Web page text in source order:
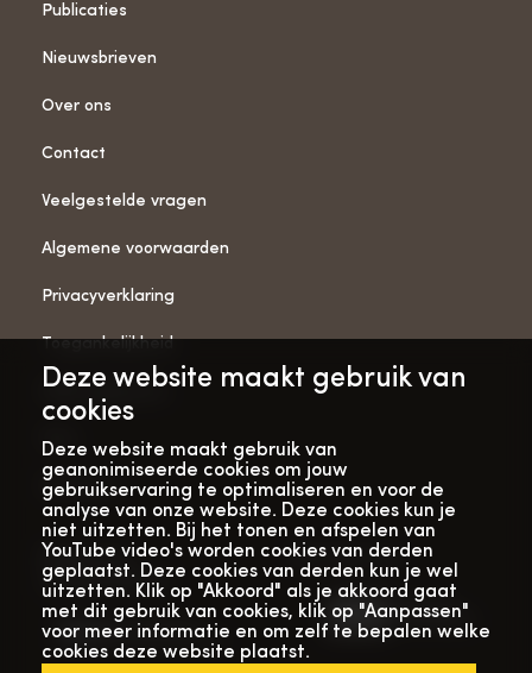
Deze website maakt gebruik van
cookies
Deze website maakt gebruik van
geanonimiseerde cookies om jouw
gebruikservaring te optimaliseren en voor de
analyse van onze website. Deze cookies kun je
niet uitzetten. Bij het tonen en afspelen van
YouTube video's worden cookies van derden
geplaatst. Deze cookies van derden kun je wel
uitzetten. Klik op "Akkoord" als je akkoord gaat
met dit gebruik van cookies, klik op "Aanpassen"
voor meer informatie en om zelf te bepalen welke
cookies deze website plaatst.
Publicaties
Nieuwsbrieven
Over ons
Contact
Veelgestelde vragen
Algemene voorwaarden
Privacyverklaring
Toegankelijkheid
ANBI-gegevens
Pers
Vacatures
Bekijk onze
verhalenwebsite
Met dank aan